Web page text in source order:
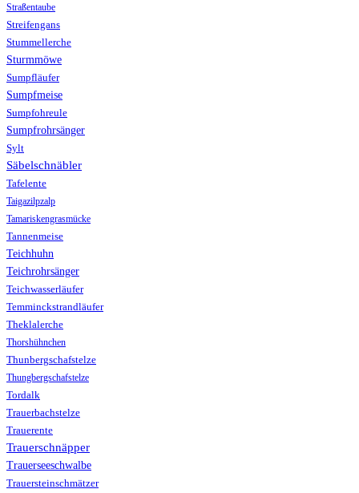
Straßentaube
Streifengans
Stummellerche
Sturmmöwe
Sumpfläufer
Sumpfmeise
Sumpfohreule
Sumpfrohrsänger
Sylt
Säbelschnäbler
Tafelente
Taigazilpzalp
Tamariskengrasmücke
Tannenmeise
Teichhuhn
Teichrohrsänger
Teichwasserläufer
Temminckstrandläufer
Theklalerche
Thorshühnchen
Thunbergschafstelze
Thungbergschafstelze
Tordalk
Trauerbachstelze
Trauerente
Trauerschnäpper
Trauerseeschwalbe
Trauersteinschmätzer